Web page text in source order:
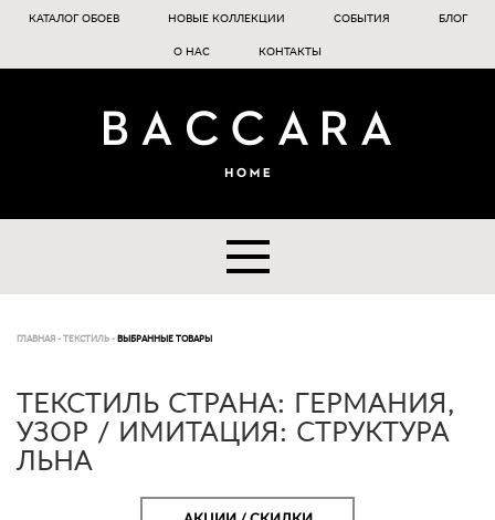
КАТАЛОГ ОБОЕВ НОВЫЕ КОЛЛЕКЦИИ СОБЫТИЯ БЛОГ
О НАС КОНТАКТЫ
ГЛАВНАЯ - ТЕКСТИЛЬ - ВЫБРАННЫЕ ТОВАРЫ
ТЕКСТИЛЬ СТРАНА: ГЕРМАНИЯ,
УЗОР / ИМИТАЦИЯ: СТРУКТУРА
ЛЬНА